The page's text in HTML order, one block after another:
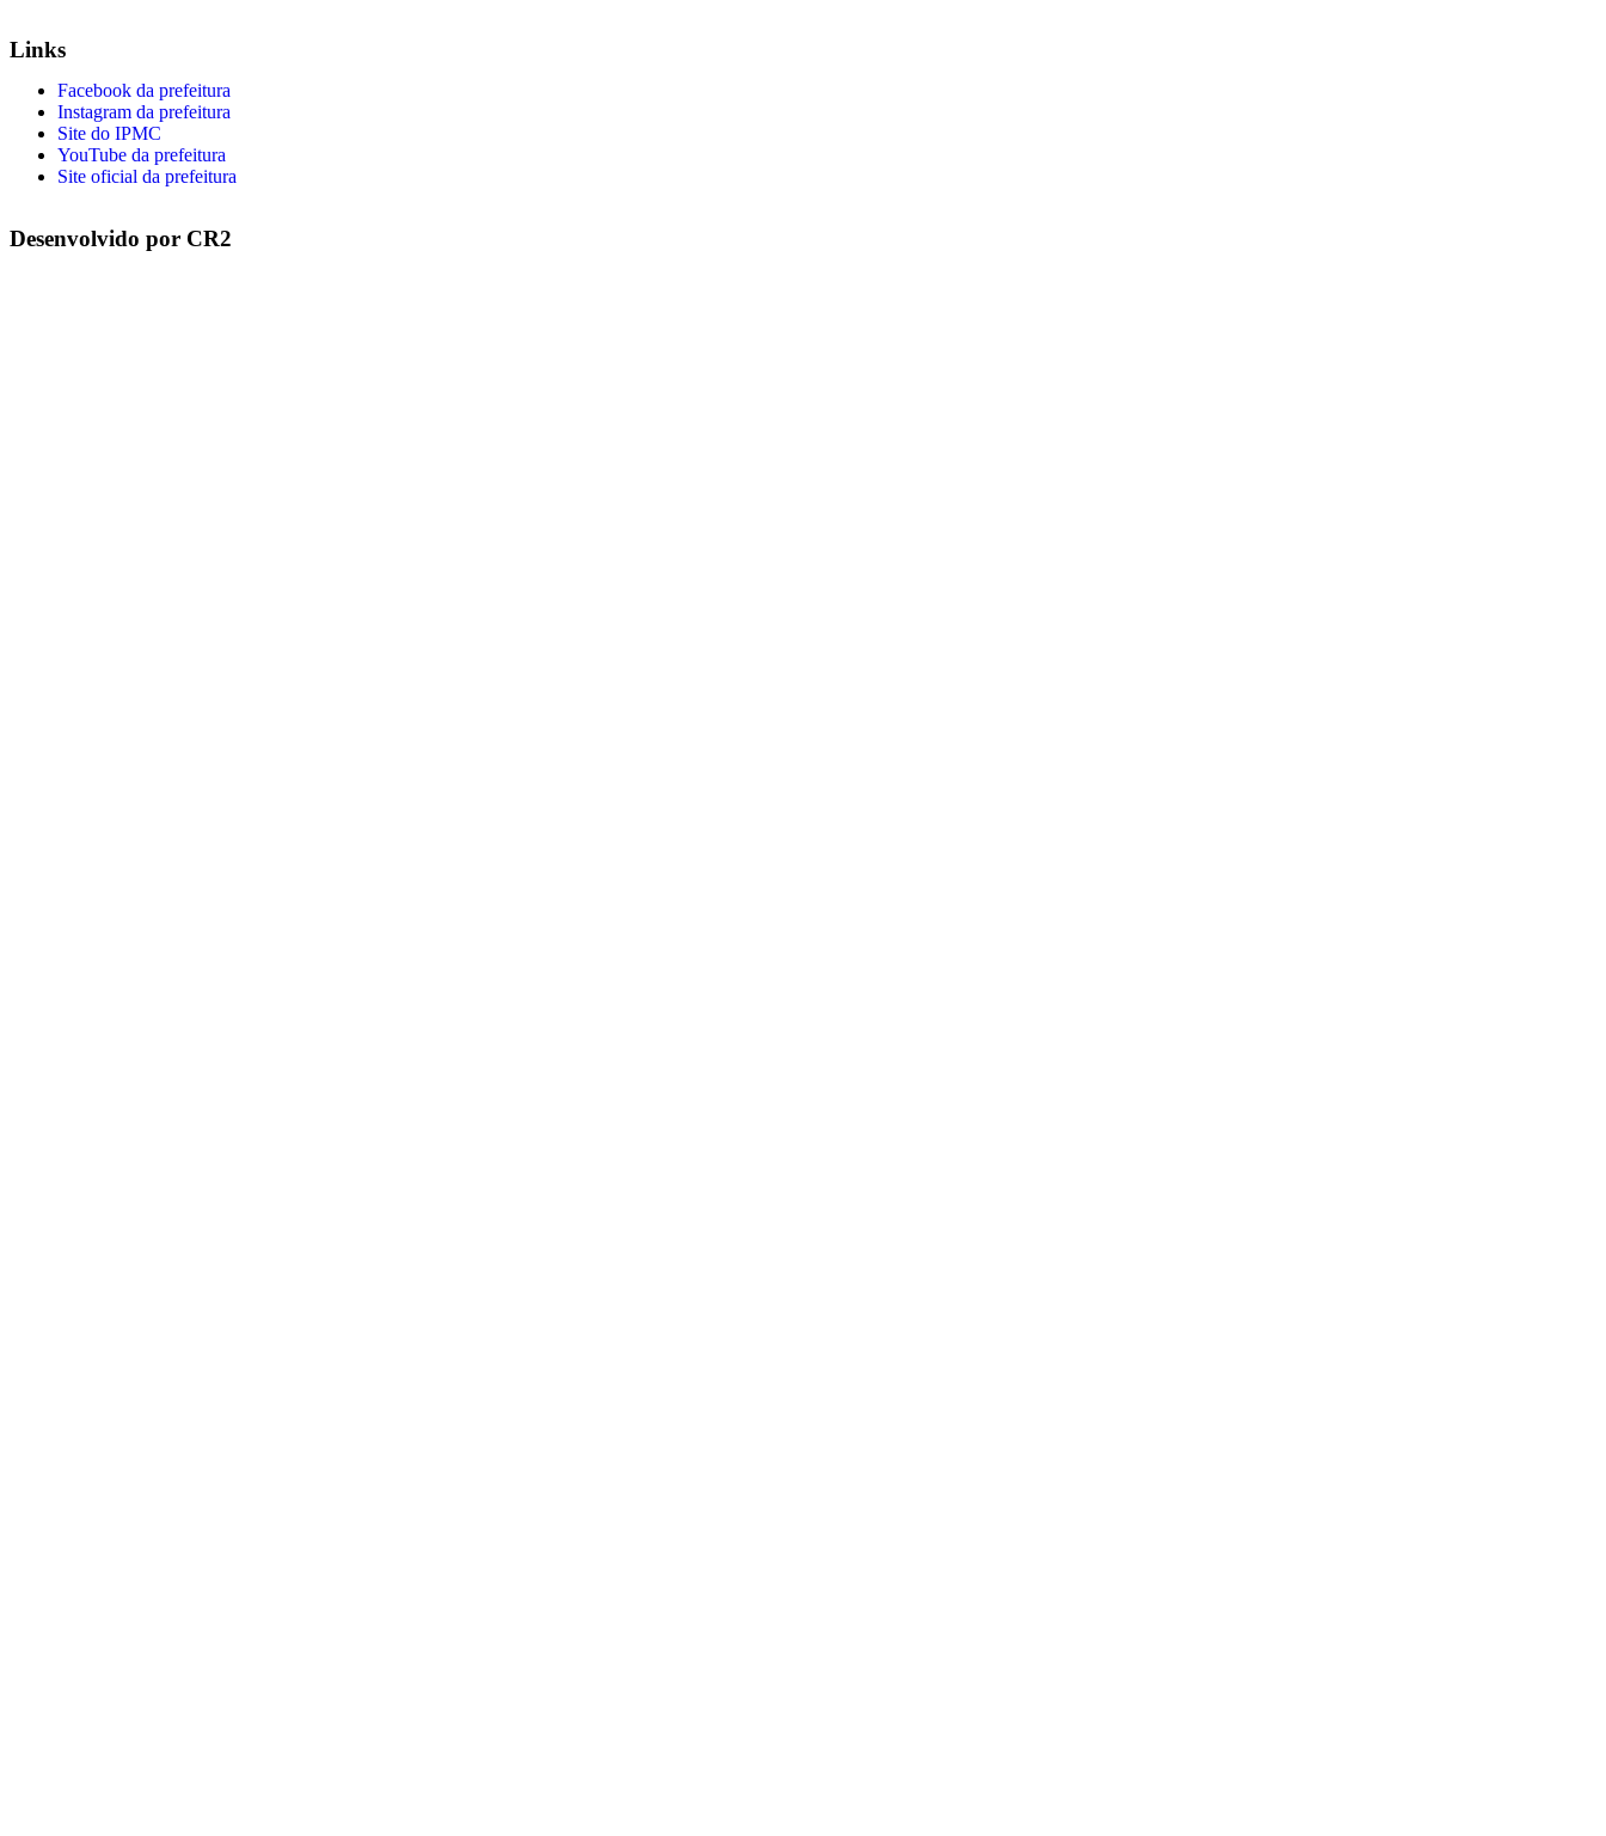
Links
Facebook da prefeitura
Instagram da prefeitura
Site do IPMC
YouTube da prefeitura
Site oficial da prefeitura
Desenvolvido por CR2